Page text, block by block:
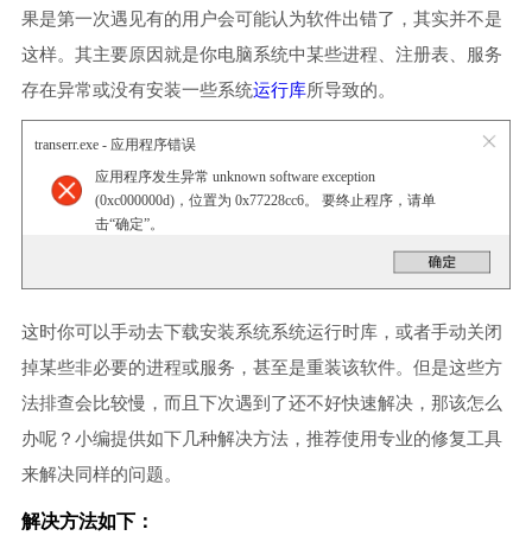
果是第一次遇见有的用户会可能认为软件出错了，其实并不是
这样。其主要原因就是你电脑系统中某些进程、注册表、服务
存在异常或没有安装一些系统运行库所导致的。
transerr.exe - 应用程序错误
应用程序发生异常 unknown software exception
(0xc000000d)，位置为 0x77228cc6。 要终止程序，请单
击“确定”。
这时你可以手动去下载安装系统系统运行时库，或者手动关闭
掉某些非必要的进程或服务，甚至是重装该软件。但是这些方
法排查会比较慢，而且下次遇到了还不好快速解决，那该怎么
办呢？小编提供如下几种解决方法，推荐使用专业的修复工具
来解决同样的问题。
解决方法如下：